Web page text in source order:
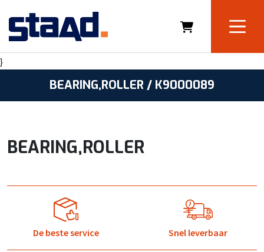
}
BEARING,ROLLER / K9000089
BEARING,ROLLER
De beste service Snel leverbaar